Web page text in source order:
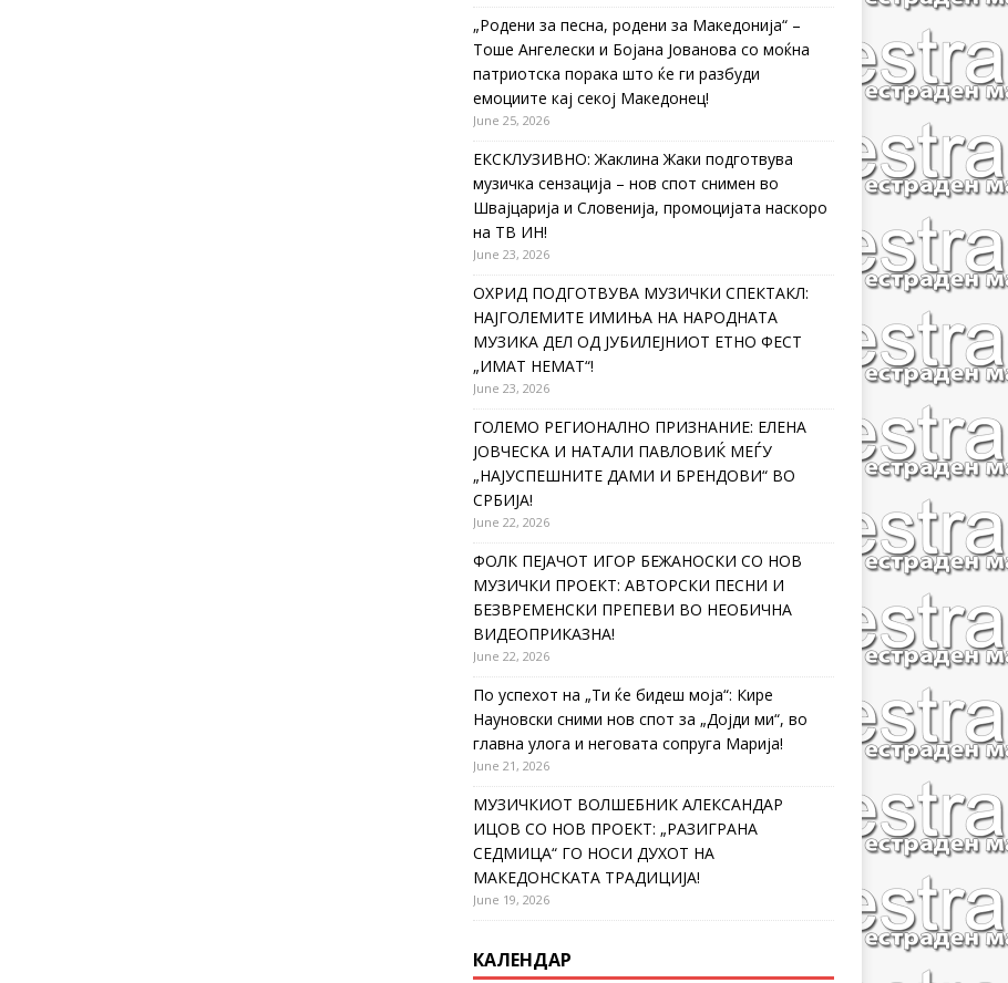
„Родени за песна, родени за Македонија“ –
Тоше Ангелески и Бојана Јованова со моќна
патриотска порака што ќе ги разбуди
емоциите кај секој Македонец!
June 25, 2026
ЕКСКЛУЗИВНО: Жаклина Жаки подготвува
музичка сензација – нов спот снимен во
Швајцарија и Словенија, промоцијата наскоро
на ТВ ИН!
June 23, 2026
ОХРИД ПОДГОТВУВА МУЗИЧКИ СПЕКТАКЛ:
НАЈГОЛЕМИТЕ ИМИЊА НА НАРОДНАТА
МУЗИКА ДЕЛ ОД ЈУБИЛЕЈНИОТ ЕТНО ФЕСТ
„ИМАТ НЕМАТ“!
June 23, 2026
ГОЛЕМО РЕГИОНАЛНО ПРИЗНАНИЕ: ЕЛЕНА
ЈОВЧЕСКА И НАТАЛИ ПАВЛОВИЌ МЕЃУ
„НАЈУСПЕШНИТЕ ДАМИ И БРЕНДОВИ“ ВО
СРБИЈА!
June 22, 2026
ФОЛК ПЕЈАЧОТ ИГОР БЕЖАНОСКИ СО НОВ
МУЗИЧКИ ПРОЕКТ: АВТОРСКИ ПЕСНИ И
БЕЗВРЕМЕНСКИ ПРЕПЕВИ ВО НЕОБИЧНА
ВИДЕОПРИКАЗНА!
June 22, 2026
По успехот на „Ти ќе бидеш моја“: Кире
Науновски сними нов спот за „Дојди ми“, во
главна улога и неговата сопруга Марија!
June 21, 2026
МУЗИЧКИОТ ВОЛШЕБНИК АЛЕКСАНДАР
ИЦОВ СО НОВ ПРОЕКТ: „РАЗИГРАНА
СЕДМИЦА“ ГО НОСИ ДУХОТ НА
МАКЕДОНСКАТА ТРАДИЦИЈА!
June 19, 2026
КАЛЕНДАР